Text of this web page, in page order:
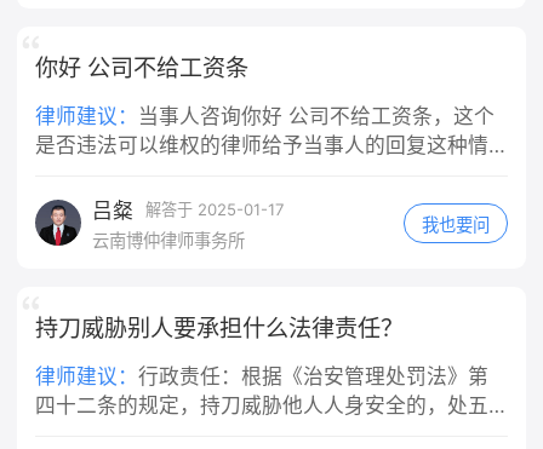
对事故认定书不服，可在收到认定书3
日内申请复核。 需要我给你一段向交警
陈述、争取对方次责的口述内容吗？
不得以“签完合同即不能退租”抗辩：合
同履行前提是房屋符合居住条件，房东
先违约在先，租客法定解约权不受签约
约束； 3. 若房东主张“跳蚤是租客饲养
举证则扣款无效。 需要我帮你草拟一份
发给房东的正式催告短信文案吗？
关系，公司不能以"不是正式员工"为由
免责。 此外，如果快递公司为车辆或员
工投保了商业第三者责任险（包括交强
险等），应首先由保险公司在保险合同
用人单位承担赔偿责任。伤者医药费几
千元，通常在保险理赔范围内，应先走
题。《民法典》第一千一百九十一条同
时规定，用人单位承担侵权责任后，可
以向有故意或者重大过失的工作人员追
偿。 也就是说，如果这次事故中你有故
你好 公司不给工资条
律师建议：
当事人咨询你好 公司不给工资条，这个
是否违法可以维权的律师给予当事人的回复这种情
吕粲
解答于 2025-01-17
云南博仲律师事务所
我也要问
持刀威胁别人要承担什么法律责任？
律师建议： ‌行政责任‌：根据《治安管理处罚法》第
四十二条的规定，持刀威胁他人人身安全的，处五